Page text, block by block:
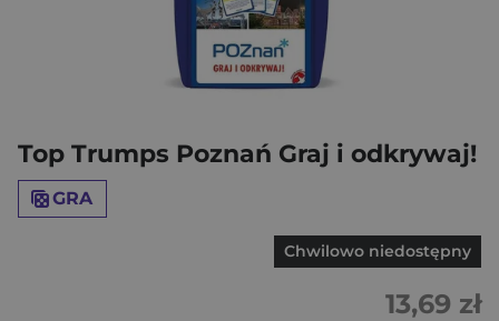
Top Trumps Poznań Graj i odkrywaj!
GRA
Chwilowo niedostępny
13,69 zł